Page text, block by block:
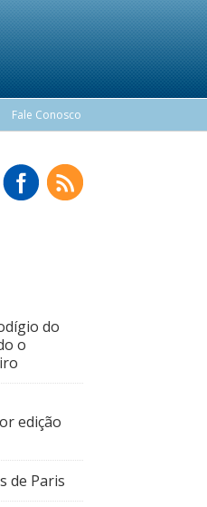
Fale Conosco
do
o
edição
de Paris